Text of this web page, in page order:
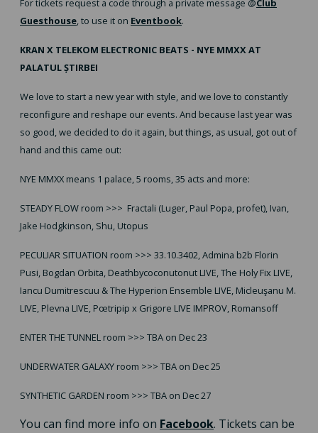
For tickets request a code through a private message @Club
Guesthouse, to use it on Eventbook.
KRAN X TELEKOM ELECTRONIC BEATS - NYE MMXX AT
PALATUL ȘTIRBEI
We love to start a new year with style, and we love to constantly
reconfigure and reshape our events. And because last year was
so good, we decided to do it again, but things, as usual, got out of
hand and this came out:
NYE MMXX means 1 palace, 5 rooms, 35 acts and more:
STEADY FLOW room >>> Fractali (Luger, Paul Popa, profet), Ivan,
Jake Hodgkinson, Shu, Utopus
PECULIAR SITUATION room >>> 33.10.3402, Admina b2b Florin
Pusi, Bogdan Orbita, Deathbycoconutonut LIVE, The Holy Fix LIVE,
Iancu Dumitrescuu & The Hyperion Ensemble LIVE, Micleuşanu M.
LIVE, Plevna LIVE, Pœtripip x Grigore LIVE IMPROV, Romansoff
ENTER THE TUNNEL room >>> TBA on Dec 23
UNDERWATER GALAXY room >>> TBA on Dec 25
SYNTHETIC GARDEN room >>> TBA on Dec 27
You can find more info on Facebook. Tickets can be